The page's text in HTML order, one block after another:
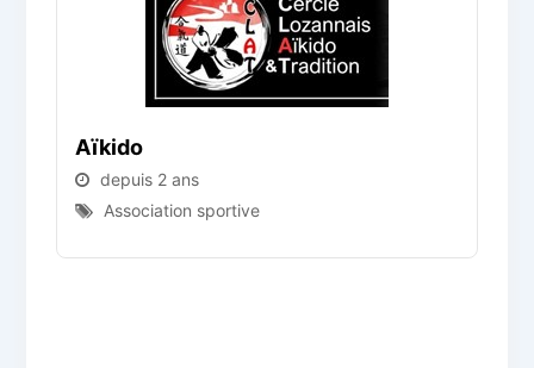
Aïkido
depuis 2 ans
Association sportive